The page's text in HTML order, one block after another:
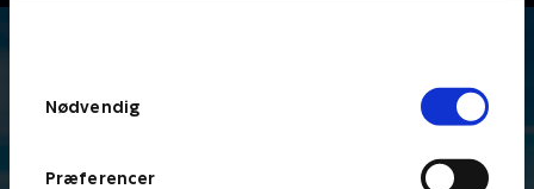
Nødvendig
Præferencer